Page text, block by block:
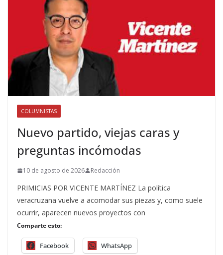
COLUMNISTAS
Nuevo partido, viejas caras y
preguntas incómodas
10 de agosto de 2026 Redacción
PRIMICIAS POR VICENTE MARTÍNEZ La política
veracruzana vuelve a acomodar sus piezas y, como suele
ocurrir, aparecen nuevos proyectos con
Comparte esto:
Facebook WhatsApp